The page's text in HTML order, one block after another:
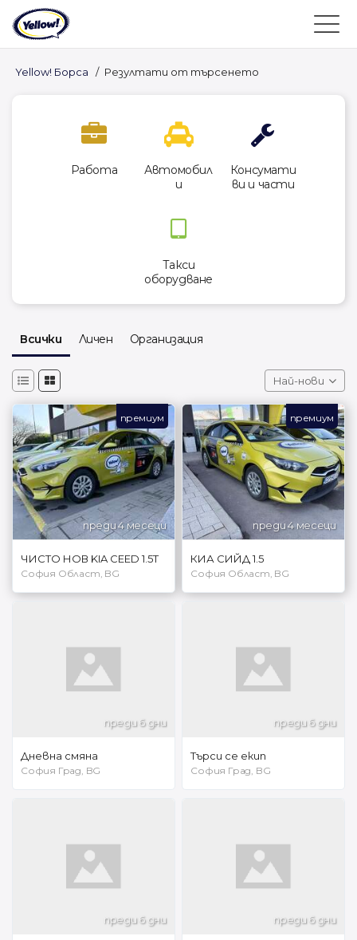
Yellow! Борса / Резултати от търсенето
Работа
Автомобил
и
Консумати
ви и части
Такси
оборудване
Всички Личен Организация
Най-нови
премиум
преди 4 месеци
ЧИСТО НОВ KIA CEED 1.5T
София Област, BG
премиум
преди 4 месеци
КИА СИЙД 1.5
София Област, BG
преди 6 дни
Дневна смяна
София Град, BG
преди 6 дни
Търси се екип
София Град, BG
преди 6 дни преди 6 дни